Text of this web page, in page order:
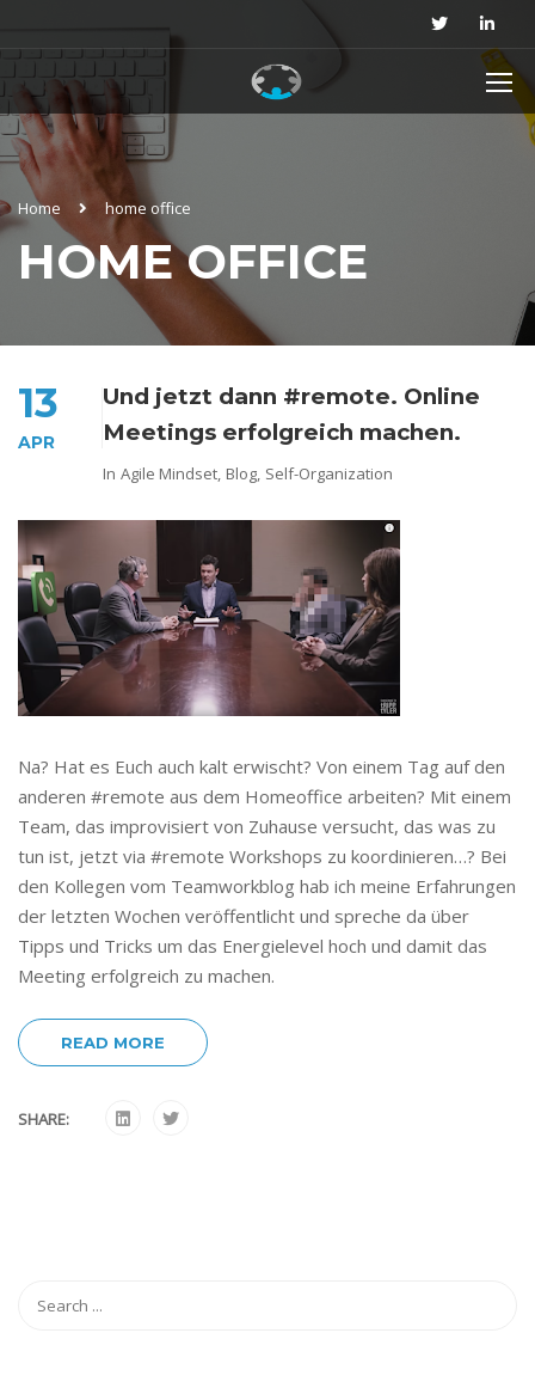
Home home office
HOME OFFICE
13
APR
Und jetzt dann #remote. Online
Meetings erfolgreich machen.
In Agile Mindset, Blog, Self-Organization
Na? Hat es Euch auch kalt erwischt? Von einem Tag auf den
anderen #remote aus dem Homeoffice arbeiten? Mit einem
Team, das improvisiert von Zuhause versucht, das was zu
tun ist, jetzt via #remote Workshops zu koordinieren…? Bei
den Kollegen vom Teamworkblog hab ich meine Erfahrungen
der letzten Wochen veröffentlicht und spreche da über
Tipps und Tricks um das Energielevel hoch und damit das
Meeting erfolgreich zu machen.
READ MORE
SHARE: